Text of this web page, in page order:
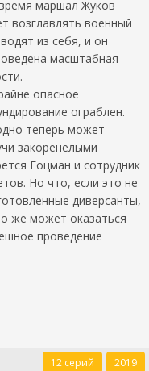
маршал Жуков
возглавлять военный
из себя, и он
масштабная
опасное
ограблен.
теперь может
закоренелыми
Гоцман и сотрудник
Но что, если это не
диверсанты,
же может оказаться
проведение
12 серий 2019